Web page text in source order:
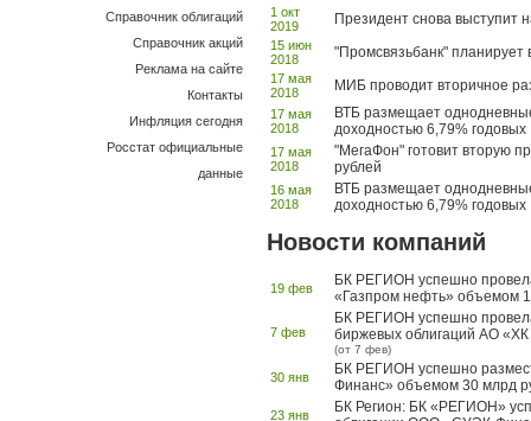
1 окт
2019
Президент снова выступит
15 июн
2018
"Промсвязьбанк" планирует
17 мая
2018
МИБ проводит вторичное
17 мая
2018
ВТБ размещает
доходностью 6,79% годовых
17 мая
2018
"МегаФон" готовит вторую
рублей
16 мая
2018
ВТБ размещает
доходностью 6,79% годовых
Новости компаний
19 фев
БК РЕГИОН успешно
«Газпром нефть» объемом
7 фев
БК РЕГИОН успешно
биржевых облигаций АО
(от 7 фев)
30 янв
БК РЕГИОН успешно
Финанс» объемом 30 млрд
23 янв
БК Регион: БК «РЕГИОН»
Справочник облигаций
Справочник акций
Реклама на сайте
Контакты
Инфляция сегодня
Росстат официальные
данные